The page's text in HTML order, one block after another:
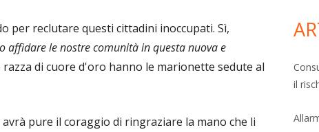
per reclutare questi cittadini inoccupati. Sì,
affidare le nostre comunità in questa nuova e
razza di cuore d'oro hanno le marionette sedute al
pure il coraggio di ringraziare la mano che li
il